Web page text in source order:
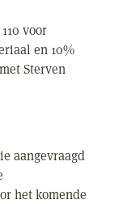
voor
en 10%
Sterven
aangevraagd
het komende